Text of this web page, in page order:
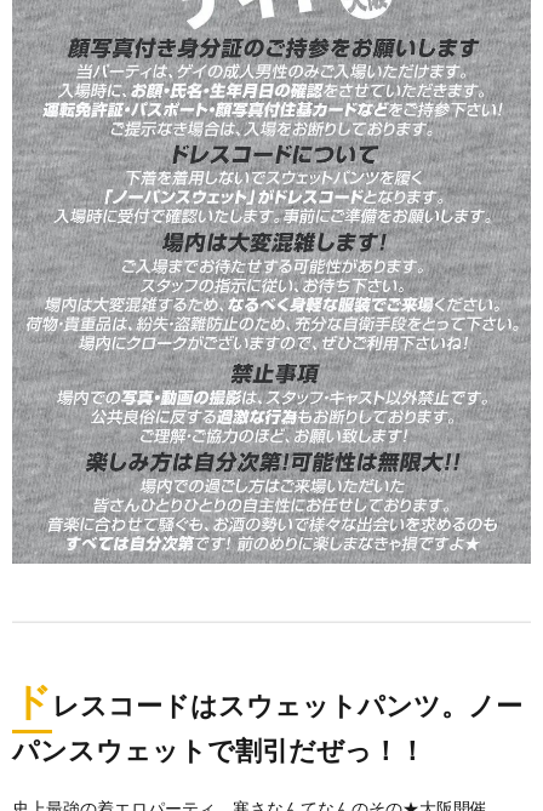
ド レスコードはスウェットパンツ。ノー
パンスウェットで割引だぜっ！！